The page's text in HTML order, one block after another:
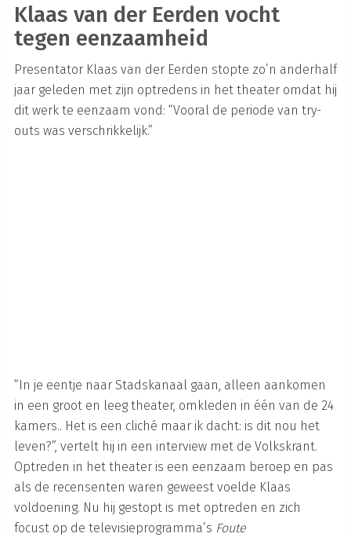
Klaas van der Eerden vocht
tegen eenzaamheid
Presentator Klaas van der Eerden stopte zo’n anderhalf
jaar geleden met zijn optredens in het theater omdat hij
dit werk te eenzaam vond: “Vooral de periode van try-
outs was verschrikkelijk.”
“In je eentje naar Stadskanaal gaan, alleen aankomen
in een groot en leeg theater, omkleden in één van de 24
kamers.. Het is een cliché maar ik dacht: is dit nou het
leven?”, vertelt hij in een interview met de Volkskrant.
Optreden in het theater is een eenzaam beroep en pas
als de recensenten waren geweest voelde Klaas
voldoening. Nu hij gestopt is met optreden en zich
focust op de televisieprogramma’s Foute